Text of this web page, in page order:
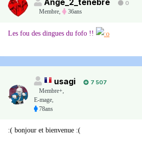
Ange_2_tenebre
0
Membre, 36ans
Les fou des dingues du fofo !!
usagi
7 507
Membre+,
E-mage,
78ans
:( bonjour et bienvenue :(